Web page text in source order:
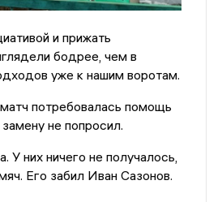
и прижать
бодрее, чем в
уже к нашим воротам.
потребовалась помощь
не попросил.
У них ничего не получалось,
Его забил Иван Сазонов.